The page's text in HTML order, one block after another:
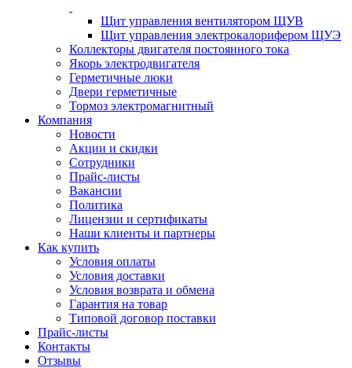
Щит управления вентилятором ЩУВ
Щит управления электрокалорифером ЩУЭ
Коллекторы двигателя постоянного тока
Якорь электродвигателя
Герметичные люки
Двери герметичные
Тормоз электромагнитный
Компания
Новости
Акции и скидки
Сотрудники
Прайс-листы
Вакансии
Политика
Лицензии и сертификаты
Наши клиенты и партнеры
Как купить
Условия оплаты
Условия доставки
Условия возврата и обмена
Гарантия на товар
Типовой договор поставки
Прайс-листы
Контакты
Отзывы